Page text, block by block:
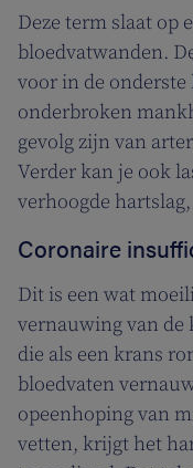
Deze term slaat op
bloedvatwanden.
voor in de onderste
onderbroken
gevolg zijn van
Verder kan je ook
verhoogde
Coronaire
Dit is een wat
vernauwing van de
die als een krans
bloedvaten
opeenhoping van
vetten, krijgt het